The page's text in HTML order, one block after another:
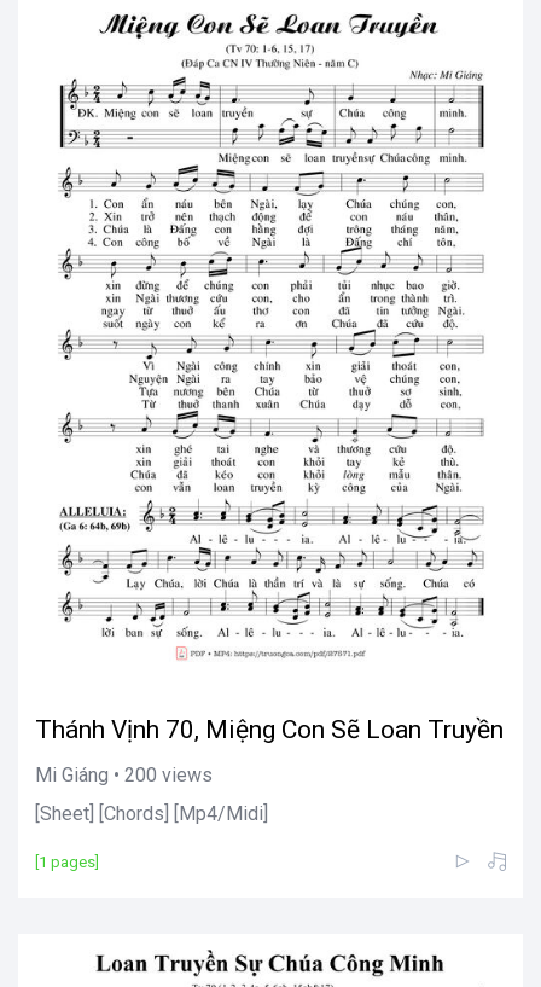
Thánh Vịnh 70, Miệng Con Sẽ Loan Truyền
Mi Giáng • 200 views
[Sheet] [Chords] [Mp4/Midi]
[1 pages]